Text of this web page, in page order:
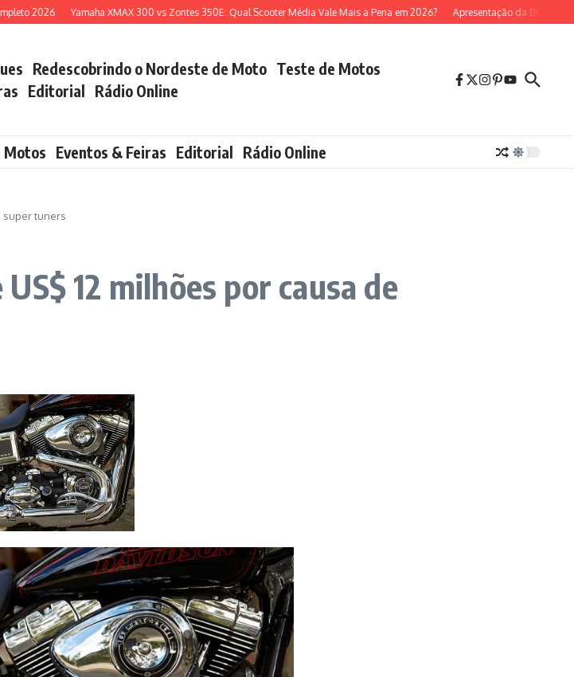
2026 Yamaha XMAX 300 vs Zontes 350E: Qual Scooter Média Vale Mais a Pena em 2026? Apresentação da BMW R 1300
Redescobrindo o Nordeste de Moto Teste de Motos
Editorial Rádio Online
Motos Eventos & Feiras Editorial Rádio Online
super tuners
12 milhões por causa de